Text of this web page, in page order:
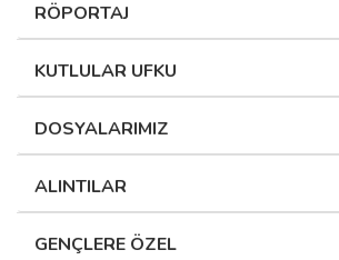
RÖPORTAJ
KUTLULAR UFKU
DOSYALARIMIZ
ALINTILAR
GENÇLERE ÖZEL